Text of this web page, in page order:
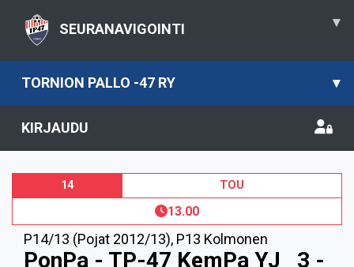
SEURANAVIGOINTI ▾
TORNION PALLO -47 RY ▾
KIRJAUDU
14 TOU
13.00
P14/13 (Pojat 2012/13), P13 Kolmonen
PonPa - TP-47 KemPa YJ
3 -